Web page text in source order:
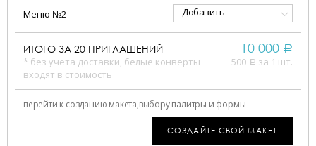
Меню №2 Добавить
ИТОГО ЗА 20 ПРИГЛАШЕНИЙ
* без учета доставки, белые конверты
входят в стоимость
10 000 a
500 a за 1 шт.
перейти к созданию макета,выбору палитры и формы
СОЗДАЙТЕ СВОЙ МАКЕТ